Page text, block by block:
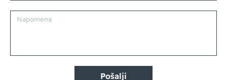
Pošalji